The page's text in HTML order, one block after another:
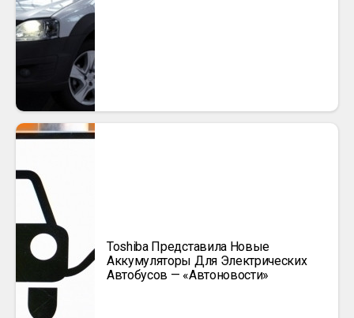
Toshiba Представила Новые
Аккумуляторы Для Электрических
Автобусов — «Автоновости»